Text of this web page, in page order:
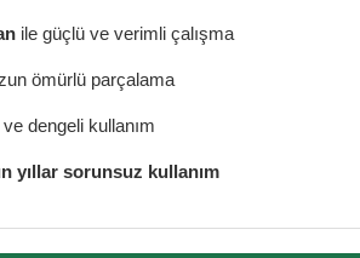
ile güçlü ve verimli çalışma
ömürlü parçalama
dengeli kullanım
yıllar sorunsuz kullanım